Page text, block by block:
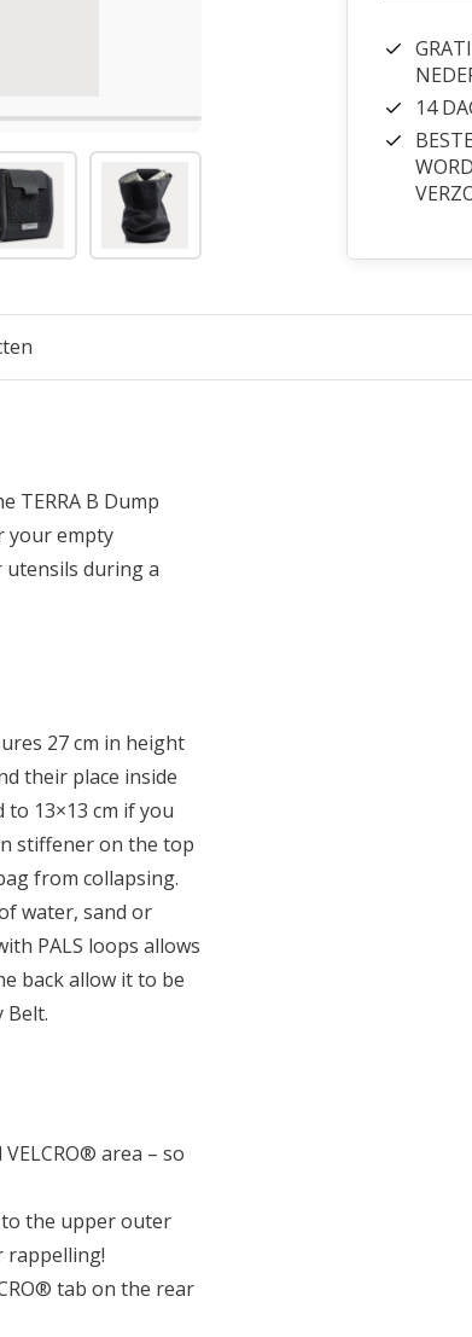
14
TERRA B Dump
your empty
utensils during a
27 cm in height
their place inside
to 13×13 cm if you
stiffener on the top
from collapsing.
water, sand or
PALS loops allows
back allow it to be
Belt.
area – so
to the upper outer
rappelling!
tab on the rear